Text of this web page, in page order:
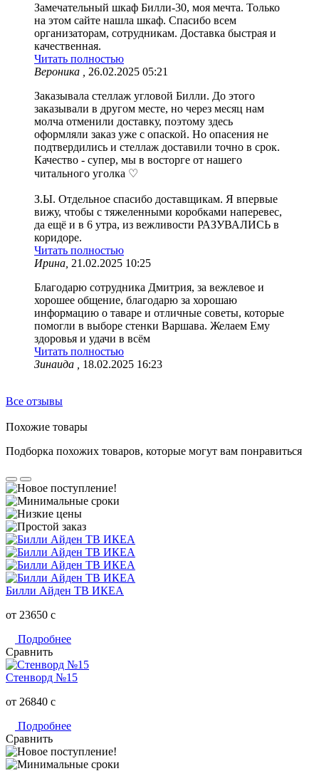
Замечательный шкаф Билли-30, моя мечта. Только
на этом сайте нашла шкаф. Спасибо всем
организаторам, сотрудникам. Доставка быстрая и
качественная.
Читать полностью
Вероника ,
26.02.2025 05:21
Заказывала стеллаж угловой Билли. До этого
заказывали в другом месте, но через месяц нам
молча отменили доставку, поэтому здесь
оформляли заказ уже с опаской. Но опасения не
подтвердились и стеллаж доставили точно в срок.
Качество - супер, мы в восторге от нашего
читального уголка ♡
З.Ы. Отдельное спасибо доставщикам. Я впервые
вижу, чтобы с тяжеленными коробками наперевес,
да ещё и в 6 утра, из вежливости РАЗУВАЛИСЬ в
коридоре.
Читать полностью
Ирина, 21.02.2025 10:25
Благодарю сотрудника Дмитрия, за вежлевое и
хорошее общение, благодарю за хорошаю
информацию о таваре и отличные советы, которые
помогли в выборе стенки Варшава. Желаем Ему
здоровья и удачи в всём
Читать полностью
Зинаида ,
18.02.2025 16:23
Все отзывы
Похожие товары
Подборка похожих товаров, которые могут вам понравиться
Билли Айден ТВ ИКЕА
от 23650 c
Подробнее
Сравнить
Стенворд №15
от 26840 c
Подробнее
Сравнить